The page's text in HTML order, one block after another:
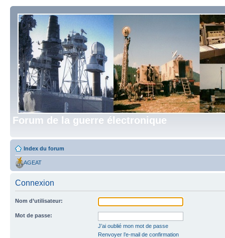
Forum de la guerre électronique
Index du forum
AGEAT
Connexion
Nom d’utilisateur:
Mot de passe:
J’ai oublié mon mot de passe
Renvoyer l’e-mail de confirmation